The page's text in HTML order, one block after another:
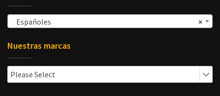
×
Españoles
Nuestras marcas
Please Select